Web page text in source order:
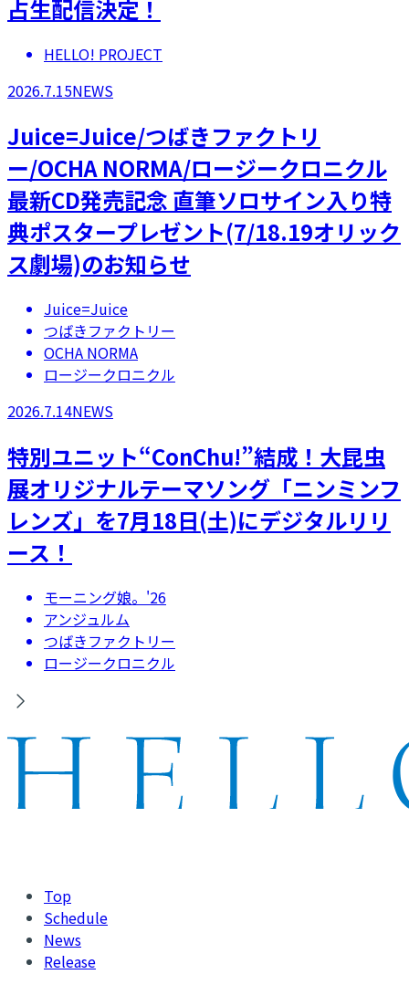
占生配信決定！
HELLO! PROJECT
2026.7.15NEWS
Juice=Juice/つばきファクトリ
ー/OCHA NORMA/ロージークロニクル
最新CD発売記念 直筆ソロサイン入り特
典ポスタープレゼント(7/18.19オリック
ス劇場)のお知らせ
Juice=Juice
つばきファクトリー
OCHA NORMA
ロージークロニクル
2026.7.14NEWS
特別ユニット“ConChu!”結成！大昆虫
展オリジナルテーマソング「ニンミンフ
レンズ」を7月18日(土)にデジタルリリ
ース！
モーニング娘。'26
アンジュルム
つばきファクトリー
ロージークロニクル
Top
Schedule
News
Release